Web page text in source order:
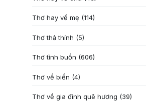
Thơ hay về mẹ (114)
Thơ thả thính (5)
Thơ tình buồn (606)
Thơ về biển (4)
Thơ về gia đình quê hương (39)